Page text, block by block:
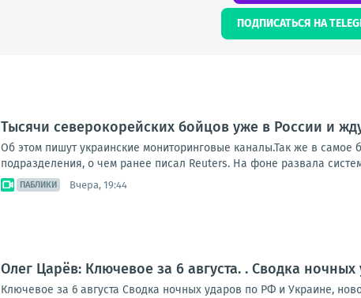
ПОДПИСАТЬСЯ НА
Тысячи северокорейских бойцов уже в России и
Об этом пишут украинские мониторинговые каналы.Так же в
подразделения, о чем ранее писал Reuters. На фоне развала
ПАБЛИКИ Вчера, 19:44
Олег Царёв: Ключевое за 6 августа. . Сводка
Ключевое за 6 августа Сводка ночных ударов по РФ и Украине,